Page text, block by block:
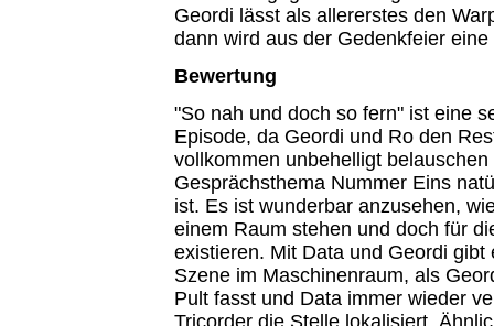
Geordi lässt als allererstes den
dann wird aus der Gedenkfeier eine
Bewertung
"So nah und doch so fern" ist eine
Episode, da Geordi und Ro den
vollkommen unbehelligt
Gesprächsthema Nummer Eins
ist. Es ist wunderbar anzusehen,
einem Raum stehen und doch für
existieren. Mit Data und Geordi gibt
Szene im Maschinenraum, als
Pult fasst und Data immer wieder